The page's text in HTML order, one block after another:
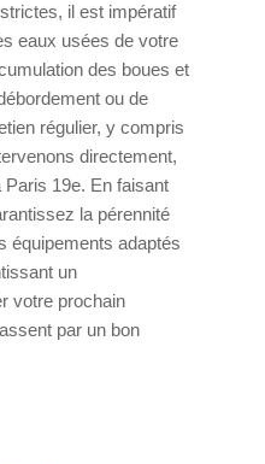
il est impératif
eaux usées de votre
des boues et
ou de
régulier, y compris
directement,
19e. En faisant
la pérennité
équipements adaptés
un
votre prochain
par un bon